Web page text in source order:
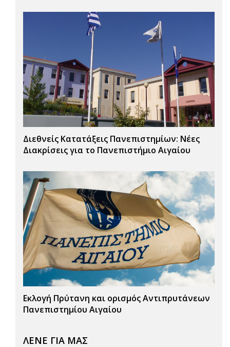
Διεθνείς Κατατάξεις Πανεπιστημίων: Νέες
Διακρίσεις για το Πανεπιστήμιο Αιγαίου
Εκλογή Πρύτανη και ορισμός Αντιπρυτάνεων
Πανεπιστημίου Αιγαίου
ΛΕΝΕ ΓΙΑ ΜΑΣ